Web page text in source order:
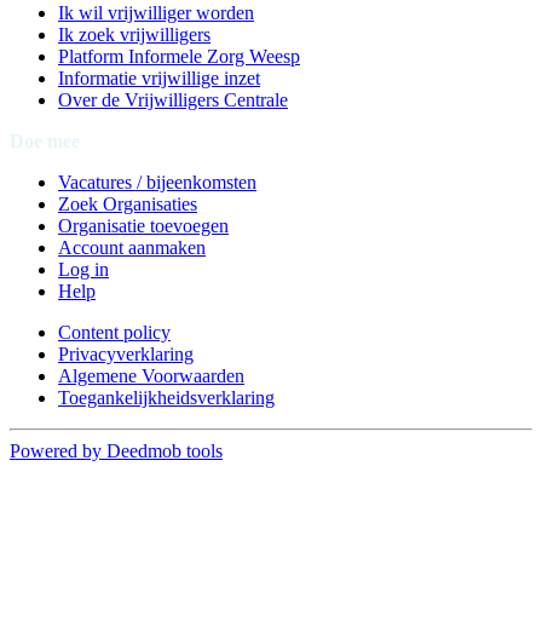
Ik wil vrijwilliger worden
Ik zoek vrijwilligers
Platform Informele Zorg Weesp
Informatie vrijwillige inzet
Over de Vrijwilligers Centrale
Vacatures / bijeenkomsten
Zoek Organisaties
Organisatie toevoegen
Account aanmaken
Log in
Help
Content policy
Privacyverklaring
Algemene Voorwaarden
Toegankelijkheidsverklaring
Powered by Deedmob tools